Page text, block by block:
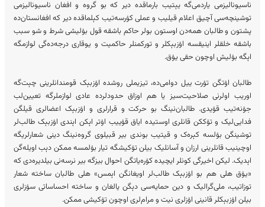
ناسیونالیزمی یاردمی‌گه یېتیب بارماقده دیر که بو گروه و افغان ناسیونالیزمی
توشینچه‌سی آچیق اعلام قیلیب و عملی کۉرسه‌تیب کېلماقده دیر که افغانستان‌ده
پشتون و طالبان همه‌دن اوستون بولر حاکم باشقه قول بۉلیشی شرط و شو سبب
باشقه خلقلر اینیقسه اۉزبېکلر و تورکمنلر حاکمیت و یوقاری درجه‌ده‌گی لوازمگه
اېگه بۉلیش اوچون حقی یۉق.
طالبان اۉتگن تۉرت ییل دوامی‌ده، تیزیملی روشده اۉزبېک قومندانلرینی چېت‌گه
اوریب اولرنی صلاحیت‎‌سیز یا هم اوزاق حدودلرده عادی لوازملرگه تعیین‌لب
جۉنه‌تیب قۉیدی. طالبان‌نینگ بو حرکت و قرارلری و اۉزبېک اعضالری قیلگن
فدایی‌لیک و تۉککن قانلری اوستیده ایاق قۉییب اۉتر اېکن اېندی اۉزبېک طالب‌لر
توشینگن بۉلسه کېره‌ک و قیتیب بوندی بیر قبیلوی گروه‌نینگ دینی شعارلریگه
اوچینیب قانلرینی ارزان‌ و آسانلیک بیلن تۉکیشگه تیار بۉلمسه ممکن دېب اویله‌گن
اېدیک. لیکن اخیرگی کونلر ایچیده کۉره‌یاتگن احوال بیزگه بیر نرسه‌نی بیلدیره‌دی که
«یۉق هلی هم بو اۉزبېک طالب‌لر اویغانگن اېمس» هلی طالبان ساخته شعار
توزاتیب، ملی‌گرالیک و دین حمایه‌سی دېگن یالغان و ساخته احساساتی سۉزلری
بیلن اۉزبېکلر قانینی اۉزلری نیت و مرام‌لری اوچون تۉکیشی ممکن.